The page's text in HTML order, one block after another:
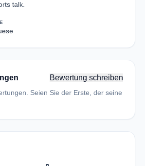
talk.
Bewertung schreiben
Seien Sie der Erste, der seine